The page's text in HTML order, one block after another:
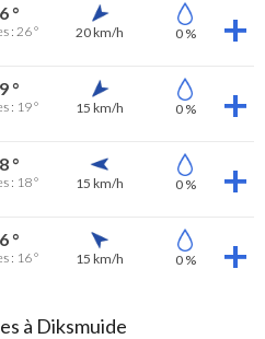
°
: 26 ° 20 km/h 0 %
°
: 19 ° 15 km/h 0 %
°
: 18 ° 15 km/h 0 %
°
: 16 ° 15 km/h 0 %
à Diksmuide